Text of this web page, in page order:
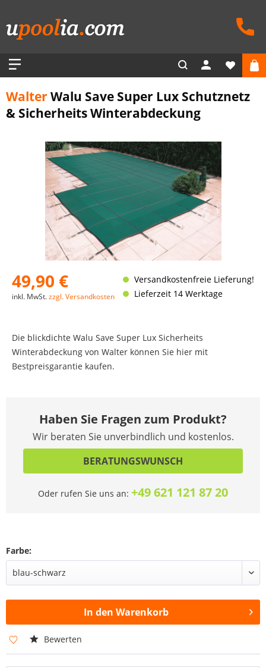
Walter Walu Save Super Lux Schutznetz
& Sicherheits Winterabdeckung
49,90 €
inkl. MwSt.zzgl. Versandkosten
Versandkostenfreie Lieferung!
Lieferzeit 14 Werktage
Die blickdichte Walu Save Super Lux Sicherheits
Winterabdeckung von Walter können Sie hier mit
Bestpreisgarantie kaufen.
Haben Sie Fragen zum Produkt?
Wir beraten Sie unverbindlich und kostenlos.
BERATUNGSWUNSCH
Oder rufen Sie uns an: +49 621 121 87 20
Farbe:
In den Warenkorb
Bewerten